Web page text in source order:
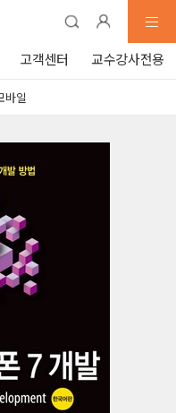
고객센터 교수강사전용
바일